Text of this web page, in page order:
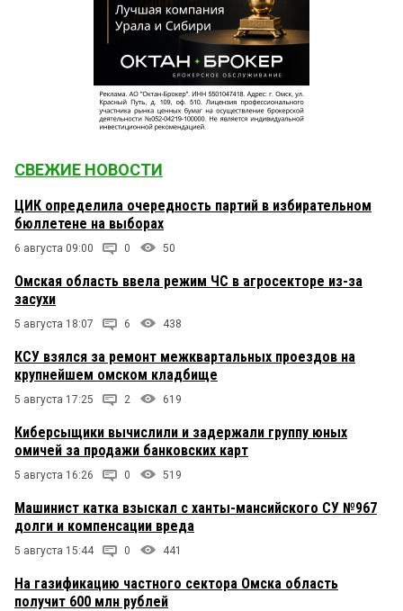
СВЕЖИЕ НОВОСТИ
ЦИК определила очередность партий в избирательном
бюллетене на выборах
6 августа 09:00 0 50
Омская область ввела режим ЧС в агросекторе из-за
засухи
5 августа 18:07 6 438
КСУ взялся за ремонт межквартальных проездов на
крупнейшем омском кладбище
5 августа 17:25 2 619
Киберсыщики вычислили и задержали группу юных
омичей за продажи банковских карт
5 августа 16:26 0 519
Машинист катка взыскал с ханты-мансийского СУ №967
долги и компенсации вреда
5 августа 15:44 0 441
На газификацию частного сектора Омска область
получит 600 млн рублей